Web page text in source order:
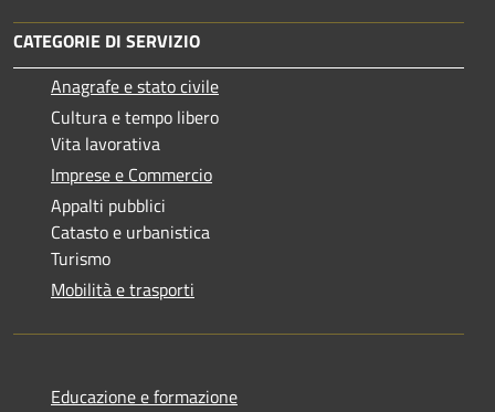
CATEGORIE DI SERVIZIO
Anagrafe e stato civile
Cultura e tempo libero
Vita lavorativa
Imprese e Commercio
Appalti pubblici
Catasto e urbanistica
Turismo
Mobilità e trasporti
Educazione e formazione